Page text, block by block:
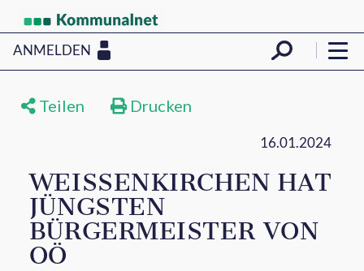
ANMELDEN
Teilen Drucken
16.01.2024
WEISSENKIRCHEN HAT J
ÜNGSTEN B
ÜRGERMEISTER VON O
Ö